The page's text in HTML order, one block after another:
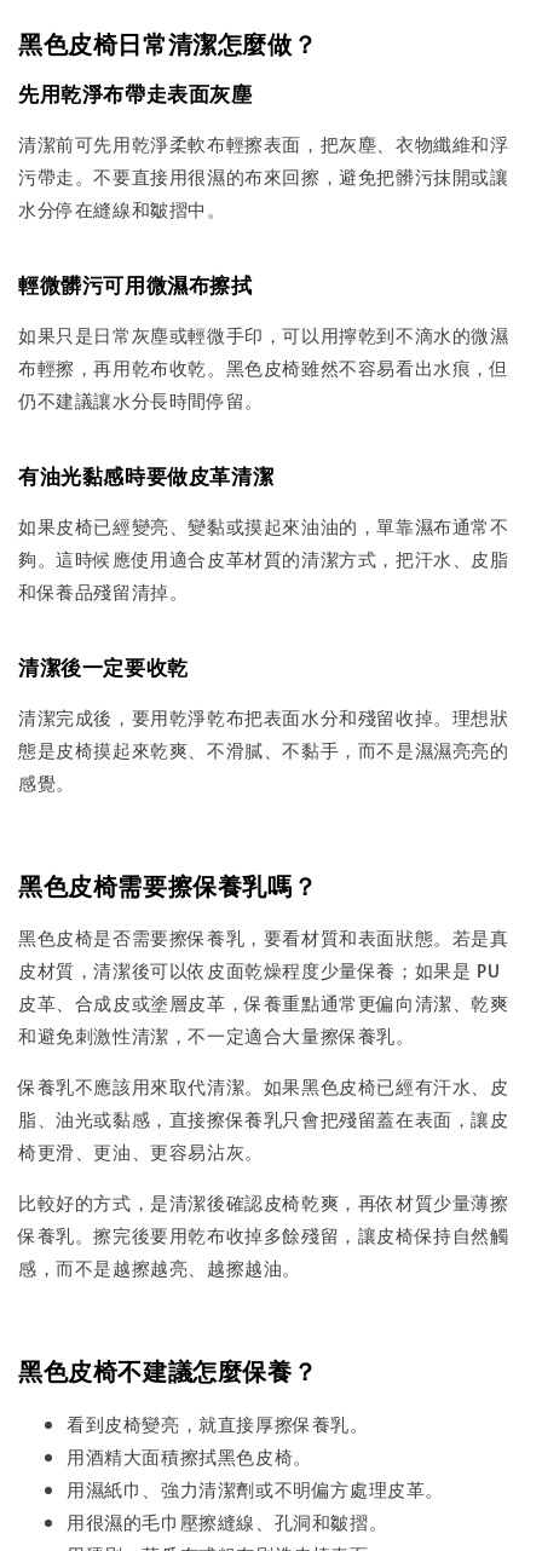
黑色皮椅日常清潔怎麼做？
先用乾淨布帶走表面灰塵
清潔前可先用乾淨柔軟布輕擦表面，把灰塵、衣物纖維和浮
污帶走。不要直接用很濕的布來回擦，避免把髒污抹開或讓
水分停在縫線和皺摺中。
輕微髒污可用微濕布擦拭
如果只是日常灰塵或輕微手印，可以用擰乾到不滴水的微濕
布輕擦，再用乾布收乾。黑色皮椅雖然不容易看出水痕，但
仍不建議讓水分長時間停留。
有油光黏感時要做皮革清潔
如果皮椅已經變亮、變黏或摸起來油油的，單靠濕布通常不
夠。這時候應使用適合皮革材質的清潔方式，把汗水、皮脂
和保養品殘留清掉。
清潔後一定要收乾
清潔完成後，要用乾淨乾布把表面水分和殘留收掉。理想狀
態是皮椅摸起來乾爽、不滑膩、不黏手，而不是濕濕亮亮的
感覺。
黑色皮椅需要擦保養乳嗎？
黑色皮椅是否需要擦保養乳，要看材質和表面狀態。若是真
皮材質，清潔後可以依皮面乾燥程度少量保養；如果是 PU
皮革、合成皮或塗層皮革，保養重點通常更偏向清潔、乾爽
和避免刺激性清潔，不一定適合大量擦保養乳。
保養乳不應該用來取代清潔。如果黑色皮椅已經有汗水、皮
脂、油光或黏感，直接擦保養乳只會把殘留蓋在表面，讓皮
椅更滑、更油、更容易沾灰。
比較好的方式，是清潔後確認皮椅乾爽，再依材質少量薄擦
保養乳。擦完後要用乾布收掉多餘殘留，讓皮椅保持自然觸
感，而不是越擦越亮、越擦越油。
黑色皮椅不建議怎麼保養？
看到皮椅變亮，就直接厚擦保養乳。
用酒精大面積擦拭黑色皮椅。
用濕紙巾、強力清潔劑或不明偏方處理皮革。
用很濕的毛巾壓擦縫線、孔洞和皺摺。